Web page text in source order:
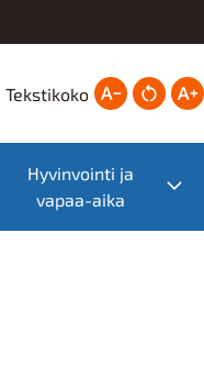
Tekstikoko
submenu
Hyvinvointi ja
vapaa-aika